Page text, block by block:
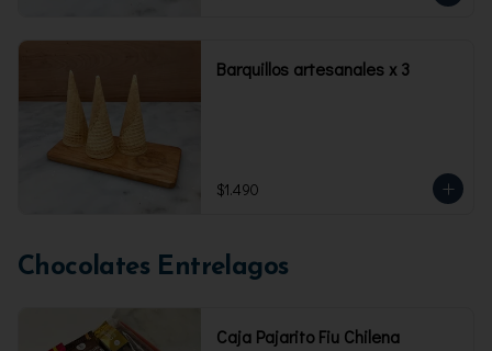
Barquillos artesanales x 3
$1.490
Chocolates Entrelagos
Caja Pajarito Fiu Chilena